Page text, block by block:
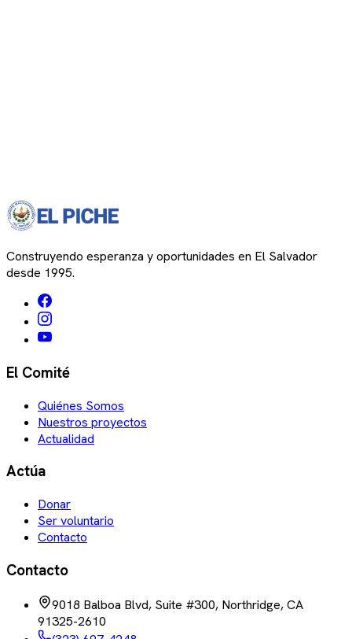
Construyendo esperanza y oportunidades en El Salvador
desde 1995.
El Comité
Quiénes Somos
Nuestros proyectos
Actualidad
Actúa
Donar
Ser voluntario
Contacto
Contacto
9018 Balboa Blvd, Suite #300, Northridge, CA
91325-2610